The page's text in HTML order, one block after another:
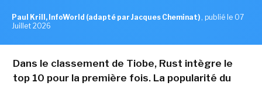
Paul Krill, InfoWorld (adapté par Jacques Cheminat) , publié le 07
Juillet 2026
Dans le classement de Tiobe, Rust intègre le
top 10 pour la première fois. La popularité du